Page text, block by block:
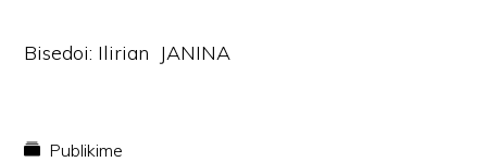
Bisedoi: Ilirian JANINA
Publikime